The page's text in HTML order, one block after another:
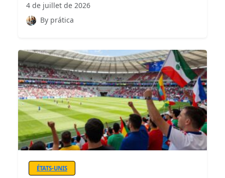
4 de juillet de 2026
By prática
ÉTATS-UNIS